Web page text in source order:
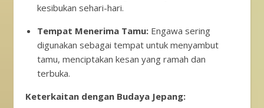
kesibukan sehari-hari.
Tempat Menerima Tamu: Engawa sering
digunakan sebagai tempat untuk menyambut
tamu, menciptakan kesan yang ramah dan
terbuka.
Keterkaitan dengan Budaya Jepang: